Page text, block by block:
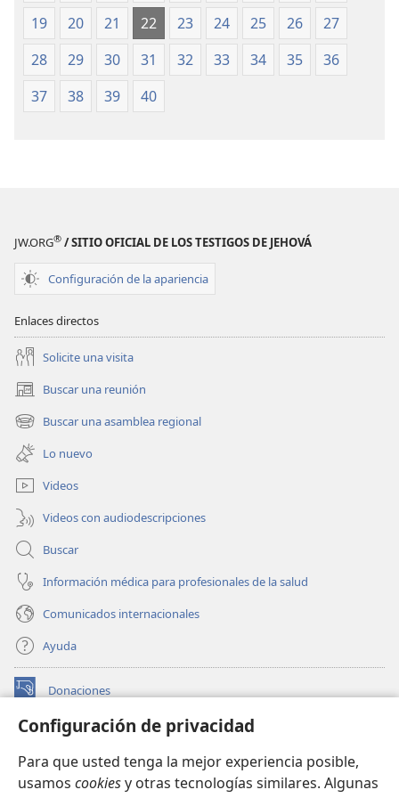
Configuración de privacidad
Para que usted tenga la mejor experiencia posible,
usamos cookiesy otras tecnologías similares. Algunas
(edición
de 1987)
(edición
de 1987)
19
20 21 22 23 24 25 26
27
28
29 30 31 32 33 34 35
36
37
38 39 40
JW.ORG® / SITIO OFICIAL DE LOS TESTIGOS DE JEHOVÁ
Configuración de la apariencia
Enlaces directos
Solicite una visita
Buscar una reunión
(abre
una
nueva
ventana)
Buscar una asamblea regional
(abre
una
nueva
ventana)
Lo nuevo
Videos
Videos con audiodescripciones
Buscar
Información médica para profesionales de la salud
Comunicados internacionales
Ayuda
Donaciones
(abre
nueva BIBLIOTECA EN LÍNEA Watchtower™
una
nuevaJW Hub
(abre